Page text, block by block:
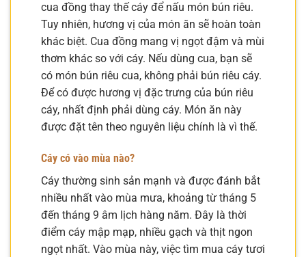
cua đồng thay thế cáy để nấu món bún riêu.
Tuy nhiên, hương vị của món ăn sẽ hoàn toàn
khác biệt. Cua đồng mang vị ngọt đậm và mùi
thơm khác so với cáy. Nếu dùng cua, bạn sẽ
có món bún riêu cua, không phải bún riêu cáy.
Để có được hương vị đặc trưng của bún riêu
cáy, nhất định phải dùng cáy. Món ăn này
được đặt tên theo nguyên liệu chính là vì thế.
Cáy có vào mùa nào?
Cáy thường sinh sản mạnh và được đánh bắt
nhiều nhất vào mùa mưa, khoảng từ tháng 5
đến tháng 9 âm lịch hàng năm. Đây là thời
điểm cáy mập mạp, nhiều gạch và thịt ngon
ngọt nhất. Vào mùa này, việc tìm mua cáy tươi